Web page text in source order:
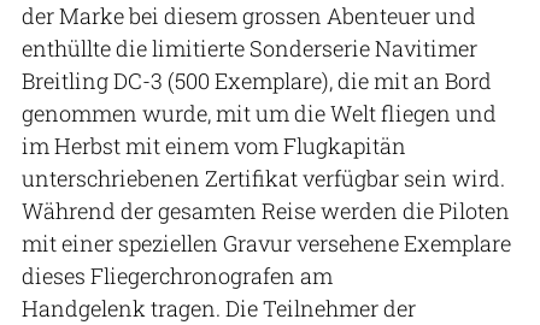
der Marke bei diesem grossen Abenteuer und
enthüllte die limitierte Sonderserie Navitimer
Breitling DC-3 (500 Exemplare), die mit an Bord
genommen wurde, mit um die Welt fliegen und
im Herbst mit einem vom Flugkapitän
unterschriebenen Zertifikat verfügbar sein wird.
Während der gesamten Reise werden die Piloten
mit einer speziellen Gravur versehene Exemplare
dieses Fliegerchronografen am
Handgelenk tragen. Die Teilnehmer der